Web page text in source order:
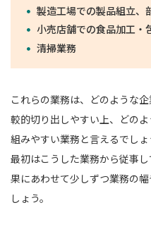
製造工場での製品組立、
小売店舗での食品加工・
清掃業務
これらの業務は、どのような
較的切り出しやすい上、どの
組みやすい業務と言えるでしょ
最初はこうした業務から従事
果にあわせて少しずつ業務の
しょう。